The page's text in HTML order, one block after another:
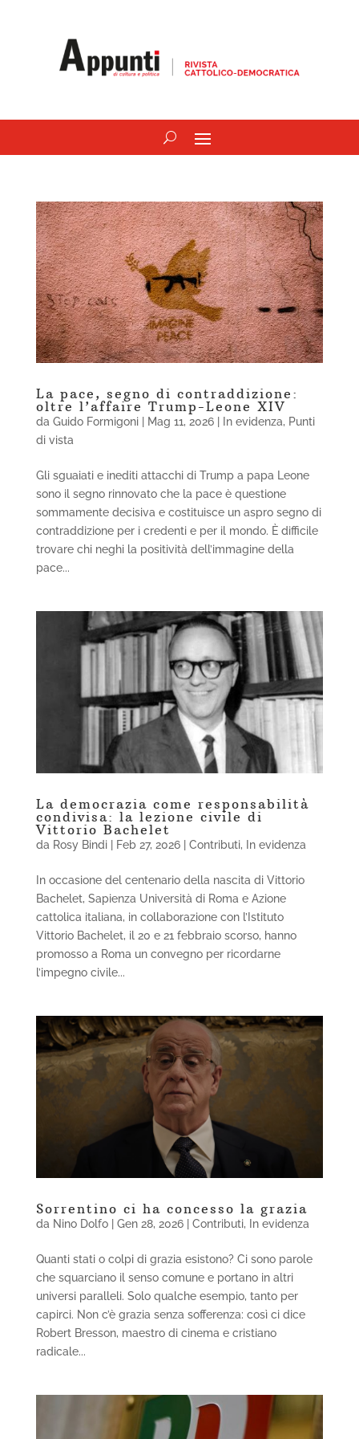
La pace, segno di contraddizione:
oltre l’affaire Trump-Leone XIV
da Guido Formigoni| Mag 11, 2026| In evidenza, Punti
di vista
Gli sguaiati e inediti attacchi di Trump a papa Leone
sono il segno rinnovato che la pace è questione
sommamente decisiva e costituisce un aspro segno di
contraddizione per i credenti e per il mondo. È difficile
trovare chi neghi la positività dell’immagine della
pace...
La democrazia come responsabilità
condivisa: la lezione civile di
Vittorio Bachelet
da Rosy Bindi| Feb 27, 2026| Contributi, In evidenza
In occasione del centenario della nascita di Vittorio
Bachelet, Sapienza Università di Roma e Azione
cattolica italiana, in collaborazione con l’Istituto
Vittorio Bachelet, il 20 e 21 febbraio scorso, hanno
promosso a Roma un convegno per ricordarne
l’impegno civile...
Sorrentino ci ha concesso la grazia
da Nino Dolfo| Gen 28, 2026| Contributi, In evidenza
Quanti stati o colpi di grazia esistono? Ci sono parole
che squarciano il senso comune e portano in altri
universi paralleli. Solo qualche esempio, tanto per
capirci. Non c’è grazia senza sofferenza: così ci dice
Robert Bresson, maestro di cinema e cristiano
radicale...